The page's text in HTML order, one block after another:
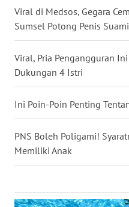
Viral di Medsos, Gegara
Sumsel Potong Penis
Viral, Pria Pengangguran
Dukungan 4 Istri
Ini Poin-Poin Penting
PNS Boleh Poligami!
Memiliki Anak
WN
KALBAR
WN
KALTENG
WN
KALSEL
KALTIM